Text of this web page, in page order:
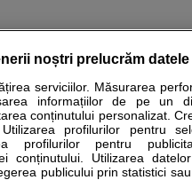
Calculatoare Stiri medicale
scop informativ si educational. Ele
sfatulmedicului.ro sa consultati
noștri prelucrăm
serviciilor. Măsurarea
informațiilor de pe un
conținutului personalizat.
profilurilor pentru
profilurilor pentru
conținutului. Utilizarea
publicului prin statistici